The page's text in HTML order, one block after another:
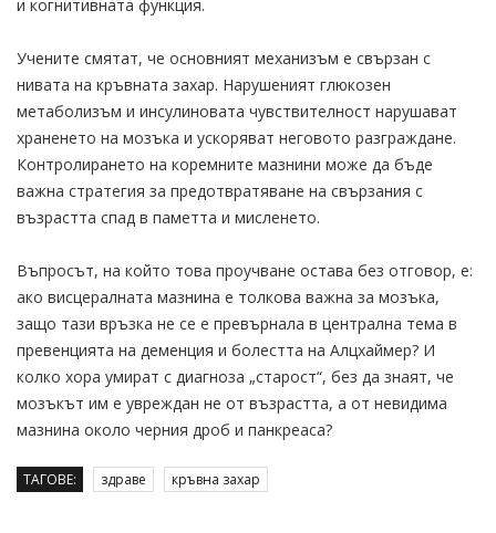
и когнитивната функция.
Учените смятат, че основният механизъм е свързан с
нивата на кръвната захар. Нарушеният глюкозен
метаболизъм и инсулиновата чувствителност нарушават
храненето на мозъка и ускоряват неговото разграждане.
Контролирането на коремните мазнини може да бъде
важна стратегия за предотвратяване на свързания с
възрастта спад в паметта и мисленето.
Въпросът, на който това проучване остава без отговор, е:
ако висцералната мазнина е толкова важна за мозъка,
защо тази връзка не се е превърнала в централна тема в
превенцията на деменция и болестта на Алцхаймер? И
колко хора умират с диагноза „старост“, без да знаят, че
мозъкът им е увреждан не от възрастта, а от невидима
мазнина около черния дроб и панкреаса?
ТАГОВЕ: здраве кръвна захар